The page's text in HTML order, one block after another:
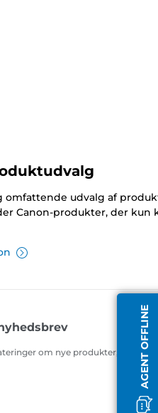
AGENT OFFLINE
omfattende udvalg af
Canon-produkter, der kun
om nye produkter, nyttige